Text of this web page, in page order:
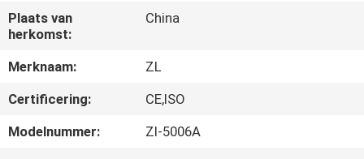
VIDEOS
ONGEVEER
ONS
Plaats van
herkomst:
China
Merknaam:
ZL
Certificering:
CE,ISO
Modelnummer:
Zl-5006A